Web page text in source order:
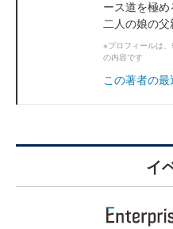
ース道を極め
二人の娘の
※プロフィールは
の内容です
この著者の
イ